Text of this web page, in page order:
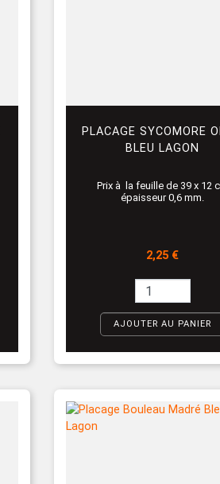
PLACAGE SYCOMORE
BLEU LAGON
Prix à la feuille de 39 x 12
épaisseur 0,6 mm.
Prix
2,25 €
AJOUTER AU PANIER